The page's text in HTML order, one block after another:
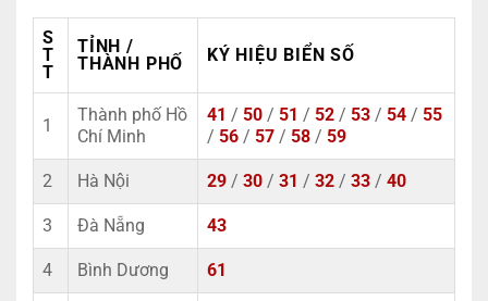
S
T
T
TỈNH /
THÀNH PHỐ
KÝ HIỆU BIỂN SỐ
1
Thành phố Hồ
Chí Minh
41 / 50 / 51 / 52 / 53 / 54 / 55
/ 56 / 57 / 58 / 59
2 Hà Nội 29 / 30 / 31 / 32 / 33 / 40
3 Đà Nẵng 43
4 Bình Dương 61